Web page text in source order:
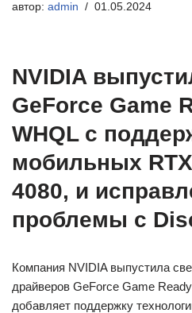
автор: admin 01.05.2024
NVIDIA
GeForce Game
WHQL с
мобильных
4080, и
проблемы с
Компания NVIDIA выпустила
драйверов GeForce Game
добавляет поддержку